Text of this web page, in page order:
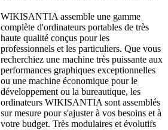
WIKISANTIA assemble une gamme
complète d'ordinateurs portables de très
haute qualité conçus pour les
professionnels et les particuliers. Que vous
recherchiez une machine très puissante aux
performances graphiques exceptionnelles
ou une machine économique pour le
développement ou la bureautique, les
ordinateurs WIKISANTIA sont assemblés
sur mesure pour s'ajuster à vos besoins et à
votre budget. Très modulaires et évolutifs